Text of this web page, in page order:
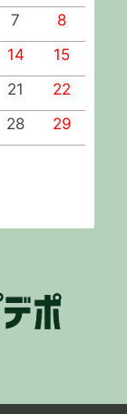
7
8
14
15
21
22
28 29